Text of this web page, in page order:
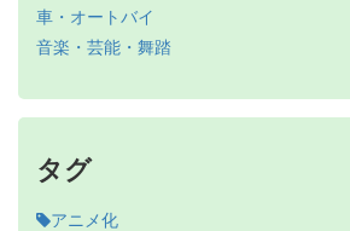
車・オートバイ
音楽・芸能・舞踏
タグ
アニメ化